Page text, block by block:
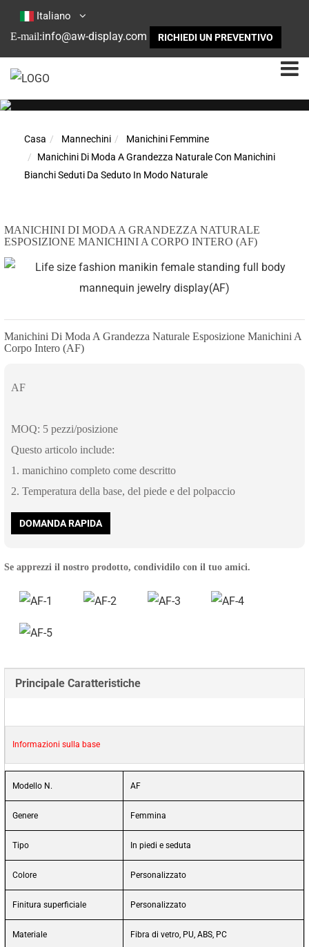
Italiano
E-mail:info@aw-display.com RICHIEDI UN PREVENTIVO
Casa Mannechini
Manichini Femmine
Manichini Di Moda A Grandezza Naturale Con Manichini
Bianchi Seduti Da Seduto In Modo Naturale
MANICHINI DI MODA A GRANDEZZA NATURALE
ESPOSIZIONE MANICHINI A CORPO INTERO (AF)
Manichini Di Moda A Grandezza Naturale Esposizione Manichini A
Corpo Intero (AF)
AF
MOQ: 5 pezzi/posizione
Questo articolo include:
1. manichino completo come descritto
2. Temperatura della base, del piede e del polpaccio
DOMANDA RAPIDA
Se apprezzi il nostro prodotto, condividilo con il tuo amici.
Principale Caratteristiche
Informazioni sulla base
Modello N. AF
Genere Femmina
Tipo In piedi e seduta
Colore Personalizzato
Finitura superficiale Personalizzato
Materiale Fibra di vetro, PU, ABS, PC